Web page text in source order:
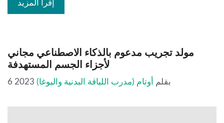
إقرأ المزيد
مولد تجريب مدعوم بالذكاء الاصطناعي مجاني
لأجزاء الجسم المستهدفة
6 2023 بقلم أوتام (مدرب اللياقة البدنية واليوغا)